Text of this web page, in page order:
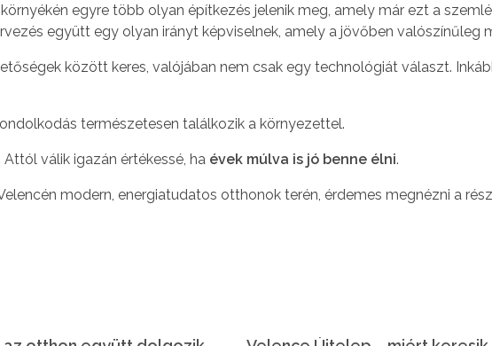
környékén egyre több olyan építkezés jelenik meg, amely már ezt a
együtt egy olyan irányt képviselnek, amely a jövőben valószínűleg
között keres, valójában nem csak egy technológiát választ.
természetesen találkozik a környezettel.
válik igazán értékessé, ha évek múlva is jó benne élni.
modern, energiatudatos otthonok terén, érdemes megnézni a